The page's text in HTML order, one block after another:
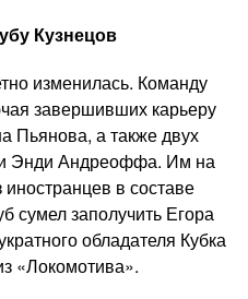
Кузнецов
изменилась. Команду
завершивших карьеру
Пьянова, а также двух
Энди Андреоффа. Им на
в составе
сумел заполучить Егора
обладателя Кубка
«Локомотива».